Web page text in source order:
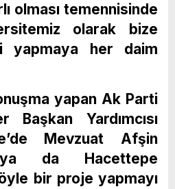
olması temennisinde
olarak bize
yapmaya her daim
yapan Ak Parti
Başkan Yardımcısı
Mevzuat Afşin
ya da Hacettepe
bir proje yapmayı